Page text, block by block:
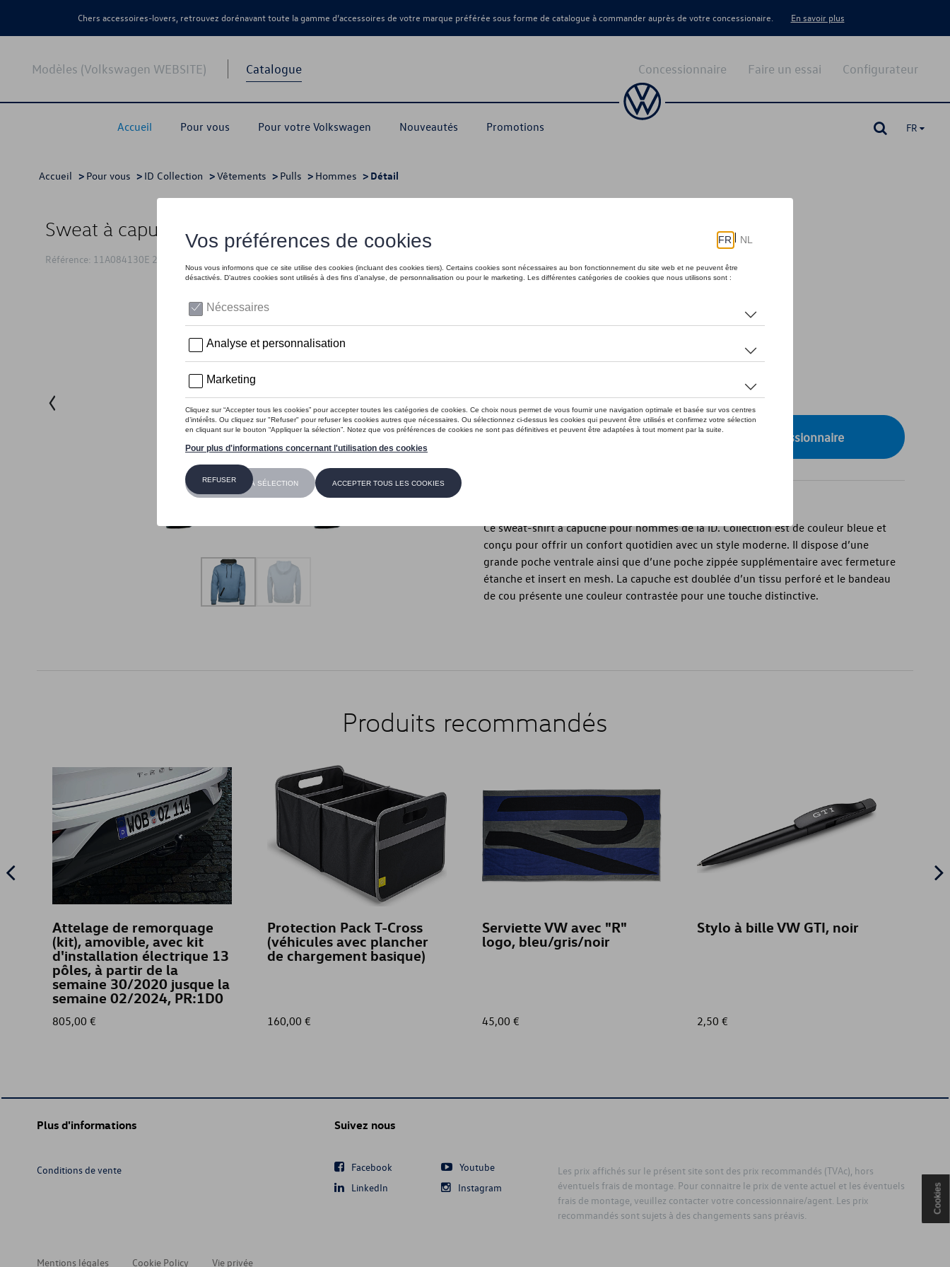
Chers accessoires-lovers, retrouvez dorénavant toute la gamme d’accessoires de votre marque préférée sous forme de catalogue à commander auprès de votre concessionaire. En savoir plus
Modèles (Volkswagen WEBSITE) Catalogue
Accueil Pour vous Pour votre Volkswagen Nouveautés Promotions
Configurateur
Faire un essai
Concessionnaire
FR
Accueil > Pour vous > ID Collection >Vêtements > Pulls > Hommes > Détail
Sweat à capuche VW avec logo ID, bleu - XXL
Référence: 11A084130E 287
Ce produit n'est actuellement pas de stock
Vérifiez la disponibilité auprès de votre concessionnaire
Ce sweat-shirt à capuche pour hommes de la ID. Collection est de couleur bleue et
conçu pour offrir un confort quotidien avec un style moderne. Il dispose d’une
grande poche ventrale ainsi que d’une poche zippée supplémentaire avec fermeture
étanche et insert en mesh. La capuche est doublée d’un tissu perforé et le bandeau
de cou présente une couleur contrastée pour une touche distinctive.
Produits recommandés
Attelage de remorquage
(kit), amovible, avec kit
d'installation électrique 13
pôles, à partir de la
semaine 30/2020 jusque la
semaine 02/2024, PR:1D0
805,00 €
Protection Pack T-Cross
(véhicules avec plancher
de chargement basique)
160,00 €
Serviette VW avec "R"
logo, bleu/gris/noir
45,00 €
Stylo à bille VW GTI, noir
2,50 €
Plus d'informations
Conditions de vente
Suivez nous
Facebook
Youtube
LinkedIn
Instagram
Les prix affichés sur le présent site sont des prix recommandés (TVAc), hors
éventuels frais de montage. Pour connaitre le prix de vente actuel et les éventuels
frais de montage, veuillez contacter votre concessionnaire/agent. Les prix
recommandés sont sujets à des changements sans préavis.
Mentions légales Cookie Policy Vie privée
Cookies